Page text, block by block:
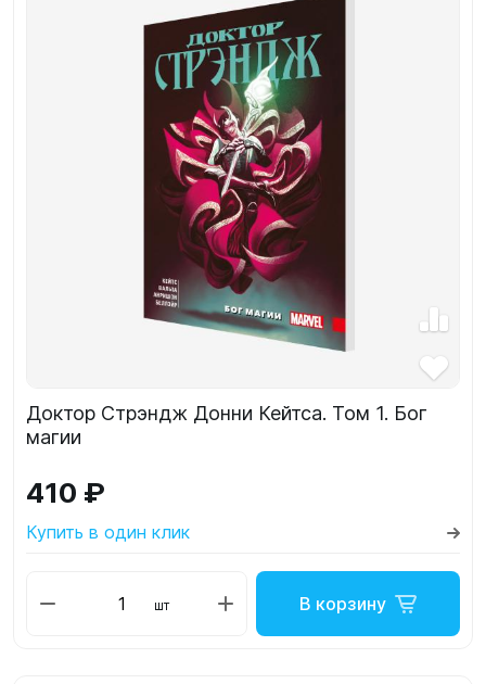
Доктор Стрэндж Донни Кейтса. Том 1. Бог
магии
410 ₽
Купить в один клик
шт В корзину